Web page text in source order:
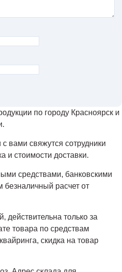
по городу Красноярск и
вами свяжутся сотрудники
и стоимости доставки.
средствами, банковскими
безналичный расчет от
действительна только за
товара по средствам
скидка на товар